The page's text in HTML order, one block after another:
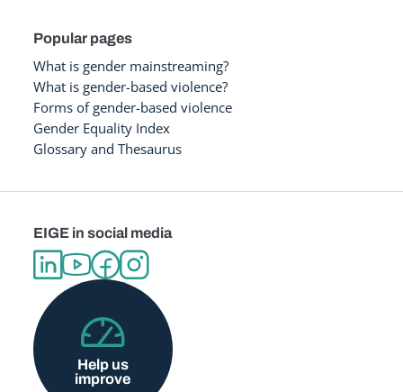
Popular pages
What is gender mainstreaming?
What is gender-based violence?
Forms of gender-based violence
Gender Equality Index
Glossary and Thesaurus
EIGE in social media
Help us
improve